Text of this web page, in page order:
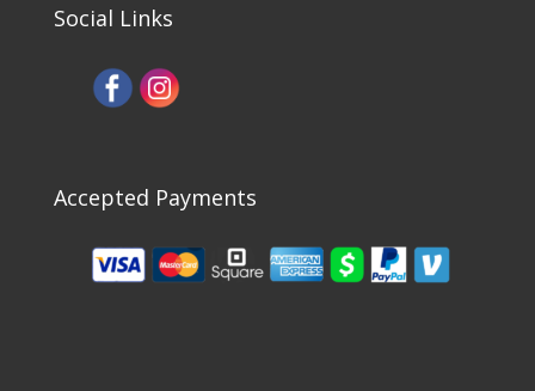
Social Links
Accepted Payments